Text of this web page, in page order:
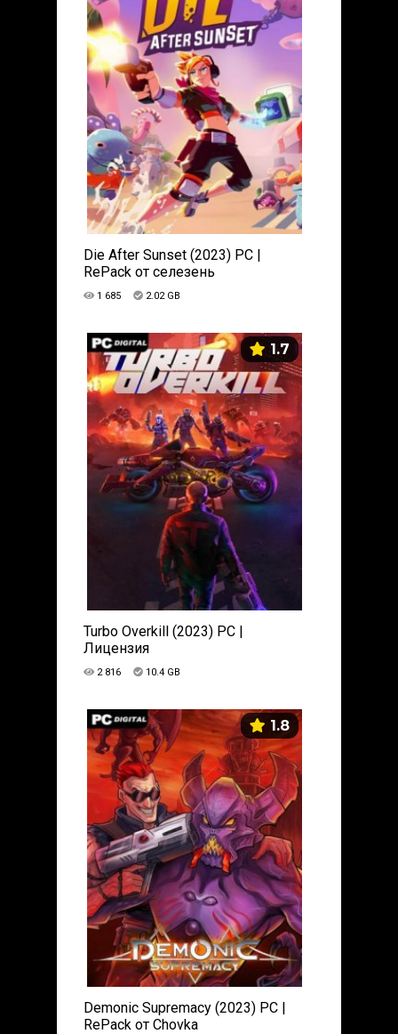
Die After Sunset (2023) PC |
RePack от селезень
1 685 2.02 GB
1.7
Turbo Overkill (2023) PC |
Лицензия
2 816 10.4 GB
1.8
Demonic Supremacy (2023) PC |
RePack от Chovka